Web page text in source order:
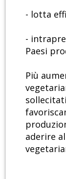
- lotta
-
Paesi
Più
aderire